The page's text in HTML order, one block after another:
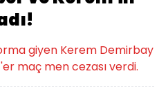
giyen Kerem Demirbay
maç men cezası verdi.